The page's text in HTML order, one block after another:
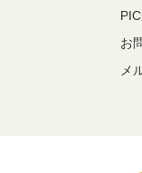
お
メ